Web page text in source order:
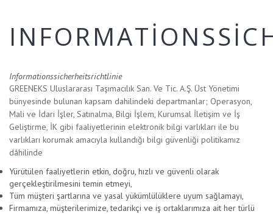
Informationssicherheitsrichtlinie
GREENEKS Uluslararası Taşımacılık San. Ve Tic. A.Ş. Üst Yönetimi
bünyesinde bulunan kapsam dahilindeki departmanlar; Operasyon,
Mali ve İdari İşler, Satınalma, Bilgi İşlem, Kurumsal İletişim ve İş
Geliştirme, İK gibi faaliyetlerinin elektronik bilgi varlıkları ile bu
varlıkları korumak amacıyla kullandığı bilgi güvenliği politikamız
dâhilinde
Yürütülen faaliyetlerin etkin, doğru, hızlı ve güvenli olarak
gerçekleştirilmesini temin etmeyi,
Tüm müşteri şartlarına ve yasal yükümlülüklere uyum sağlamayı,
Firmamıza, müşterilerimize, tedarikçi ve iş ortaklarımıza ait her türlü